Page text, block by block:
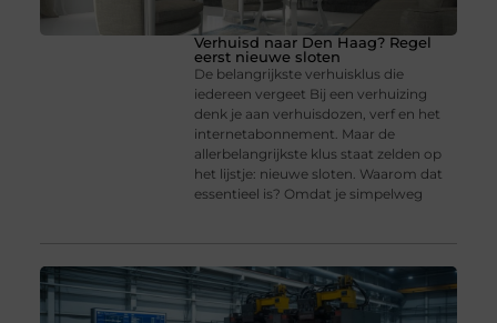
Verhuisd naar Den Haag? Regel
eerst nieuwe sloten
De belangrijkste verhuisklus die
iedereen vergeet Bij een verhuizing
denk je aan verhuisdozen, verf en het
internetabonnement. Maar de
allerbelangrijkste klus staat zelden op
het lijstje: nieuwe sloten. Waarom dat
essentieel is? Omdat je simpelweg